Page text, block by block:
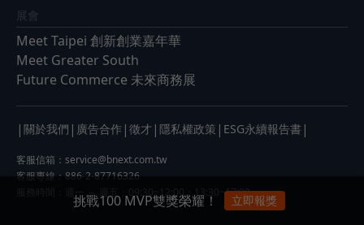
展會
Meet Taipei 創新創業嘉年華
Meet Greater South
Future Commerce 未來商務展
| 關於我們 | 廣告合作 | 徵才 | 隱私權政策 | ESG永續報告書 |
客服信箱： service@bnext.com.tw
客服專線：886-2-87716326
服務時間：週一 ～ 週五：09:30~12:00；13:30~17:00
挑戰100 MVP雙獎榮耀！ 立即報獎